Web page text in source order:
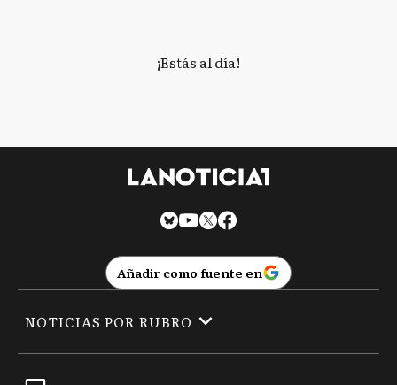
¡Estás al día!
Añadir como fuente en
NOTICIAS POR RUBRO